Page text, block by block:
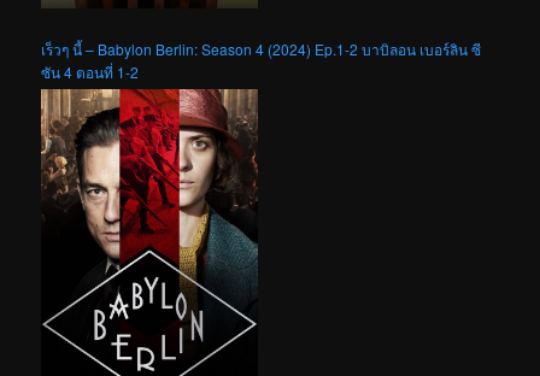
เร็วๆ นี้ – Babylon Berlin: Season 4 (2024) Ep.1-2 บาบิลอน เบอร์ลิน ซี
ซัน 4 ตอนที่ 1-2